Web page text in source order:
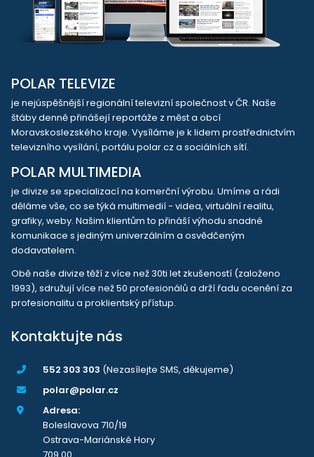
POLAR TELEVIZE
je nejúspěšnější regionální televizní společnost v ČR. Naše
štáby denně přinášejí reportáže z měst a obcí
Moravskoslezského kraje. Vysíláme je k lidem prostřednictvím
televizního vysílání, portálu polar.cz a sociálních sítí.
POLAR MULTIMEDIA
je divize se specializací na komerční výrobu. Umíme a rádi
děláme vše, co se týká multimedií - videa, virtuální realitu,
grafiky, weby. Našim klientům to přináší výhodu snadné
komunikace s jediným univerzálním a osvědčeným
dodavatelem.
Obě naše divize těží z více než 30ti let zkušeností (založeno
1993), sdružují více než 50 profesionálů a drží řadu ocenění za
profesionalitu a proklientský přístup.
Kontaktujte nás
552 303 303 (Nezasílejte SMS, děkujeme)
polar@polar.cz
Adresa:
Boleslavova 710/19
Ostrava-Mariánské Hory